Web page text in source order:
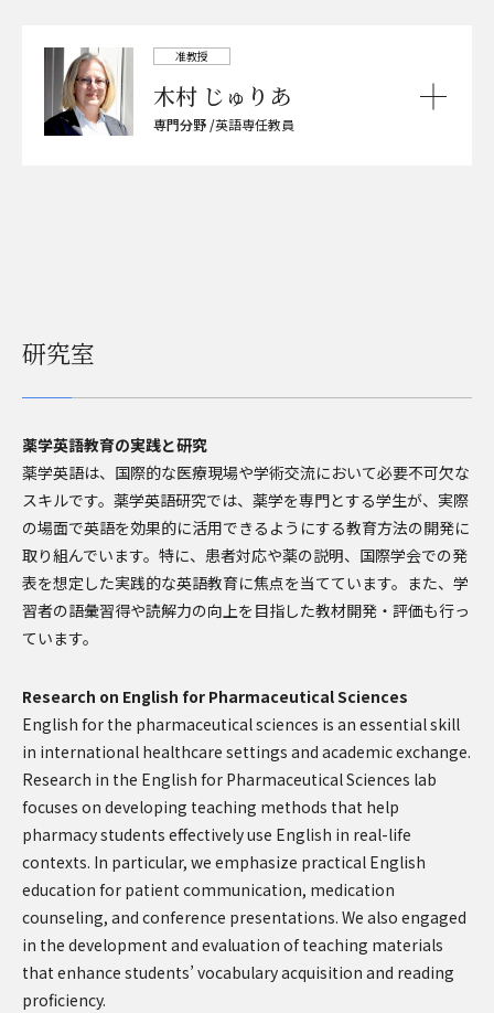
准教授
木村 じゅりあ
専門分野 /英語専任教員
研究室
薬学英語教育の実践と研究
薬学英語は、国際的な医療現場や学術交流において必要不可欠な
スキルです。薬学英語研究では、薬学を専門とする学生が、実際
の場面で英語を効果的に活用できるようにする教育方法の開発に
取り組んでいます。特に、患者対応や薬の説明、国際学会での発
表を想定した実践的な英語教育に焦点を当てています。また、学
習者の語彙習得や読解力の向上を目指した教材開発・評価も行っ
ています。
Research on English for Pharmaceutical Sciences
English for the pharmaceutical sciences is an essential skill
in international healthcare settings and academic exchange.
Research in the English for Pharmaceutical Sciences lab
focuses on developing teaching methods that help
pharmacy students effectively use English in real-life
contexts. In particular, we emphasize practical English
education for patient communication, medication
counseling, and conference presentations. We also engaged
in the development and evaluation of teaching materials
that enhance students’ vocabulary acquisition and reading
proficiency.